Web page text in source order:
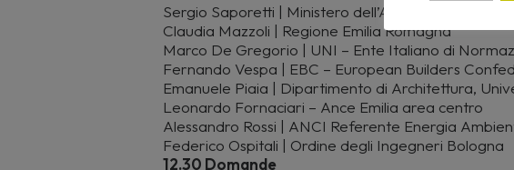
Sergio Saporetti | Ministero dell’Ambiente
Claudia Mazzoli | Regione Emilia Romagna
Marco De Gregorio | UNI – Ente Italiano di
Fernando Vespa | EBC – European Builders
Emanuele Piaia | Dipartimento di Architettura,
Leonardo Fornaciari – Ance Emilia area centro
Alessandro Rossi | ANCI Referente Energia
Federico Ospitali | Ordine degli Ingegneri Bologna
12.30 Domande